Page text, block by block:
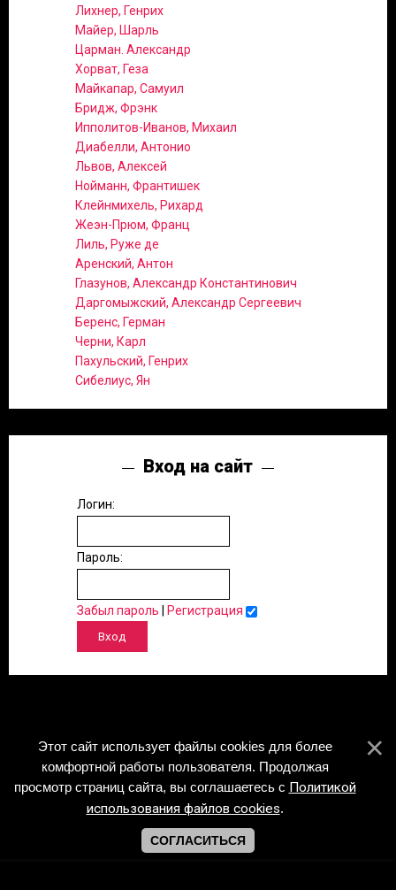
Лихнер, Генрих
Майер, Шарль
Царман. Александр
Хорват, Геза
Майкапар, Самуил
Бридж, Фрэнк
Ипполитов-Иванов, Михаил
Диабелли, Антонио
Львов, Алексей
Нойманн, Франтишек
Клейнмихель, Рихард
Жеэн-Прюм, Франц
Лиль, Руже де
Аренский, Антон
Глазунов, Александр Константинович
Даргомыжский, Александр Сергеевич
Беренс, Герман
Черни, Карл
Пахульский, Генрих
Сибелиус, Ян
Вход на сайт
Логин:
Пароль:
Забыл пароль Регистрация
Этот сайт использует файлы cookies для более
комфортной работы пользователя. Продолжая
просмотр страниц сайта, вы соглашаетесь с Политикой
использования файлов cookies.
СОГЛАСИТЬСЯ